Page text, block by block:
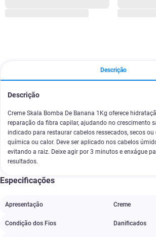
Descrição
Descrição
Creme Skala Bomba De Banana 1Kg oferece
reparação da fibra capilar, ajudando no crescimento
indicado para restaurar cabelos ressecados, secos
química ou calor. Deve ser aplicado nos cabelos
evitando a raiz. Deixe agir por 3 minutos e enxágue
resultados.
Especificações
Apresentação Creme
Condição dos Fios Danificados